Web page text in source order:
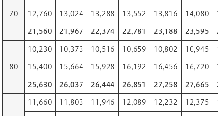
70 12,760 13,024 13,288 13,552 13,816 14,080
21,560 21,967 22,374 22,781 23,188 23,595
80
10,230 10,373 10,516 10,659 10,802 10,945
15,400 15,664 15,928 16,192 16,456 16,720
25,630 26,037 26,444 26,851 27,258 27,665
11,660 11,803 11,946 12,089 12,232 12,375